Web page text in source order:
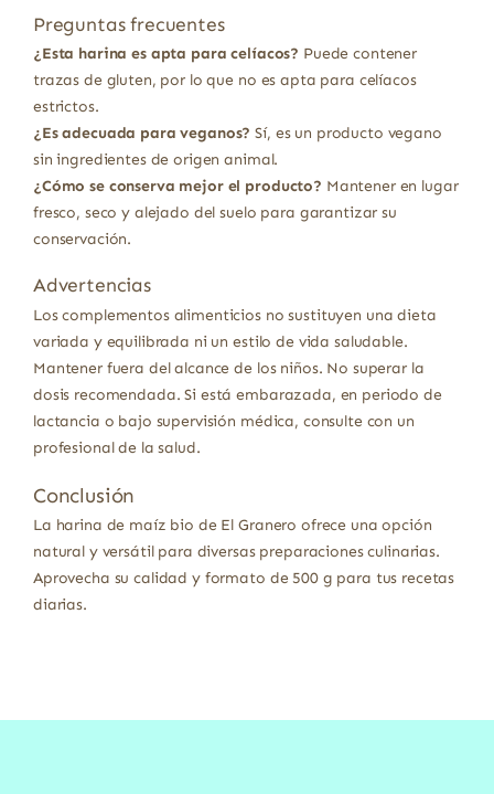
Preguntas frecuentes
¿Esta harina es apta para celíacos? Puede contener
trazas de gluten, por lo que no es apta para celíacos
estrictos.
¿Es adecuada para veganos? Sí, es un producto vegano
sin ingredientes de origen animal.
¿Cómo se conserva mejor el producto? Mantener en lugar
fresco, seco y alejado del suelo para garantizar su
conservación.
Advertencias
Los complementos alimenticios no sustituyen una dieta
variada y equilibrada ni un estilo de vida saludable.
Mantener fuera del alcance de los niños. No superar la
dosis recomendada. Si está embarazada, en periodo de
lactancia o bajo supervisión médica, consulte con un
profesional de la salud.
Conclusión
La harina de maíz bio de El Granero ofrece una opción
natural y versátil para diversas preparaciones culinarias.
Aprovecha su calidad y formato de 500 g para tus recetas
diarias.